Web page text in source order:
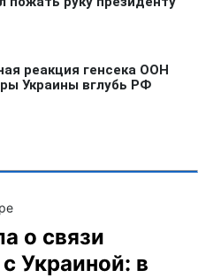
о связи
Украиной: в